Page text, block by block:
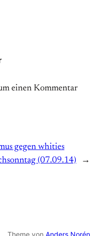
einen Kommentar
gegen whities
(07.09.14)
→
Theme von Anders Norén